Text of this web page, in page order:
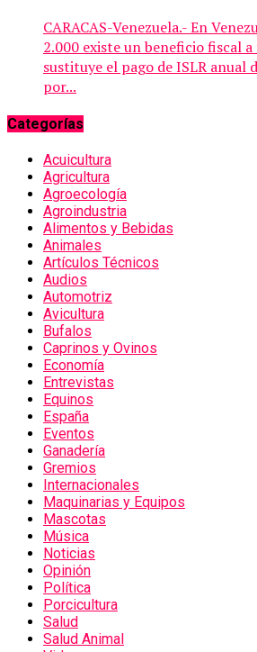
CARACAS-Venezuela.- En
2.000 existe un beneficio fiscal
sustituye el pago de ISLR
por...
Categorías
Acuicultura
Agricultura
Agroecología
Agroindustria
Alimentos y Bebidas
Animales
Artículos Técnicos
Audios
Automotriz
Avicultura
Bufalos
Caprinos y Ovinos
Economía
Entrevistas
Equinos
España
Eventos
Ganadería
Gremios
Internacionales
Maquinarias y Equipos
Mascotas
Música
Noticias
Opinión
Política
Porcicultura
Salud
Salud Animal